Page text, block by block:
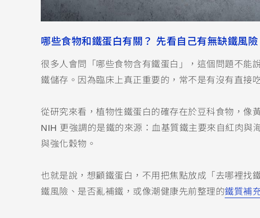
哪些食物和鐵蛋白有關？ 先看自己有無缺鐵風險
很多人會問「哪些食物含有鐵蛋白」，這個問題不能
鐵儲存。因為臨床上真正重要的，常不是有沒有直接
從研究來看，植物性鐵蛋白的確存在於豆科食物，像
NIH 更強調的是鐵的來源：血基質鐵主要來自紅肉與
與強化穀物。
也就是說，想顧鐵蛋白，不用把焦點放成「去哪裡找
鐵風險、是否亂補鐵，或像潮健康先前整理的鐵質補